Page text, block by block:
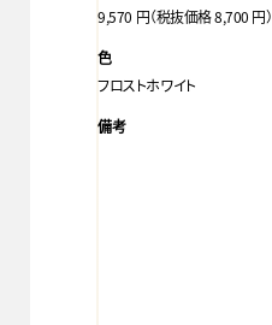
9,570 円（税抜価格 8,700 円）
色
フロストホワイト
備考